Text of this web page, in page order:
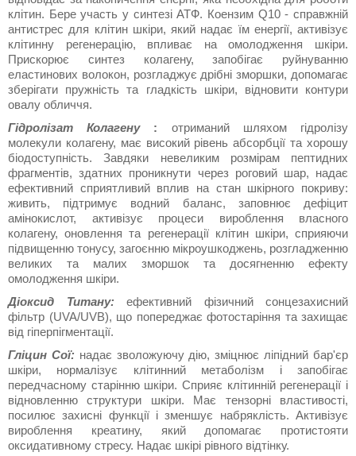
клітин. Бере участь у синтезі АТФ. Коензим Q10 - справжній
антистрес для клітин шкіри, який надає їм енергії, активізує
клітинну регенерацію, впливає на омолодження шкіри.
Прискорює синтез колагену, запобігає руйнуванню
еластинових волокон, розгладжує дрібні зморшки, допомагає
зберігати пружність та гладкість шкіри, відновити контури
овалу обличчя.
Гідролізат Колагену : отриманий шляхом гідролізу
молекули колагену, має високий рівень абсорбції та хорошу
біодоступність. Завдяки невеликим розмірам пептидних
фрагментів, здатних проникнути через роговий шар, надає
ефективний сприятливий вплив на стан шкірного покриву:
живить, підтримує водний баланс, заповнює дефіцит
амінокислот, активізує процеси вироблення власного
колагену, оновлення та регенерації клітин шкіри, сприяючи
підвищенню тонусу, загоєнню мікроушкоджень, розгладженню
великих та малих зморшок та досягненню ефекту
омолодження шкіри.
Діоксид Титану: ефективний фізичний сонцезахисний
фільтр (UVA/UVB), що попереджає фотостаріння та захищає
від гіперпігментації.
Гліцин Сої: надає зволожуючу дію, зміцнює ліпідний бар'єр
шкіри, нормалізує клітинний метаболізм і запобігає
передчасному старінню шкіри. Сприяє клітинній регенерації і
відновленню структури шкіри. Має тензорні властивості,
посилює захисні функції і зменшує набряклість. Активізує
вироблення креатину, який допомагає протистояти
оксидативному стресу. Надає шкірі рівного відтінку.